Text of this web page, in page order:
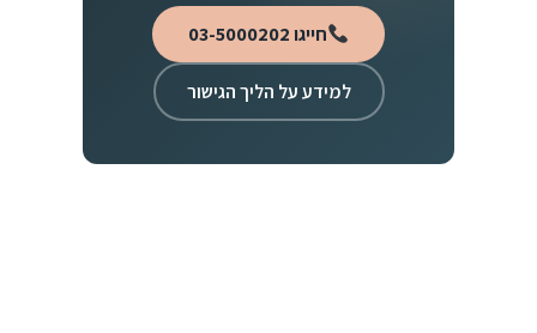
חייגו 03-5000202
למידע על הליך הגישור